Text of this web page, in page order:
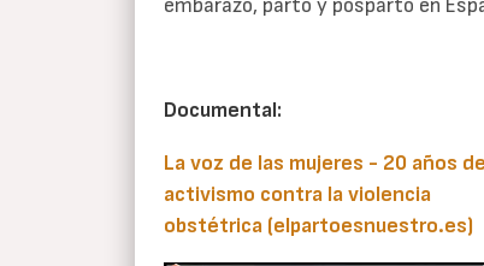
embarazo, parto y posparto en
Documental:
La voz de las mujeres - 20 años de
activismo contra la violencia
obstétrica (elpartoesnuestro.es)